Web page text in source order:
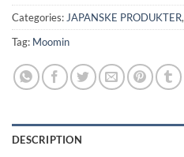
Categories: JAPANSKE PRODUKTER,
Tag: Moomin
DESCRIPTION